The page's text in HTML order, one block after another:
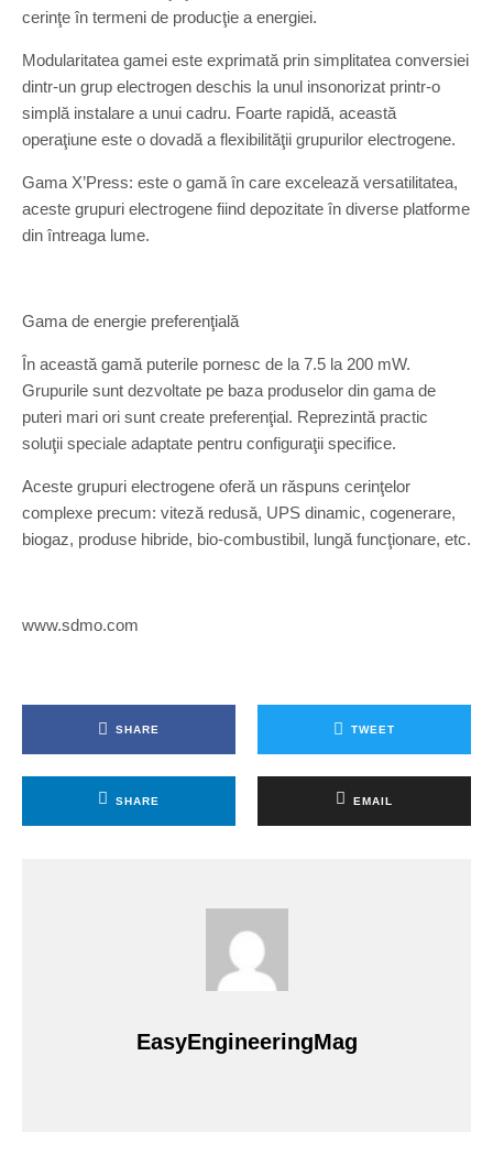
cerinţe în termeni de producţie a energiei.
Modularitatea gamei este exprimată prin simplitatea conversiei
dintr-un grup electrogen deschis la unul insonorizat printr-o
simplă instalare a unui cadru. Foarte rapidă, această
operaţiune este o dovadă a flexibilităţii grupurilor electrogene.
Gama X’Press: este o gamă în care excelează versatilitatea,
aceste grupuri electrogene fiind depozitate în diverse platforme
din întreaga lume.
Gama de energie preferenţială
În această gamă puterile pornesc de la 7.5 la 200 mW.
Grupurile sunt dezvoltate pe baza produselor din gama de
puteri mari ori sunt create preferenţial. Reprezintă practic
soluţii speciale adaptate pentru configuraţii specifice.
Aceste grupuri electrogene oferă un răspuns cerinţelor
complexe precum: viteză redusă, UPS dinamic, cogenerare,
biogaz, produse hibride, bio-combustibil, lungă funcţionare, etc.
www.sdmo.com
SHARE TWEET
SHARE EMAIL
EasyEngineeringMag